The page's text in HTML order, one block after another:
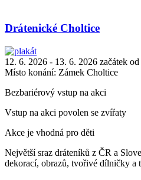
Drátenické Choltice
12. 6. 2026 - 13. 6. 2026 začátek
Místo konání: Zámek Choltice
Bezbariérový vstup na akci
Vstup na akci povolen se zvířaty
Akce je vhodná pro děti
Největší sraz dráteníků z ČR a
dekorací, obrazů, tvořivé dílničky a